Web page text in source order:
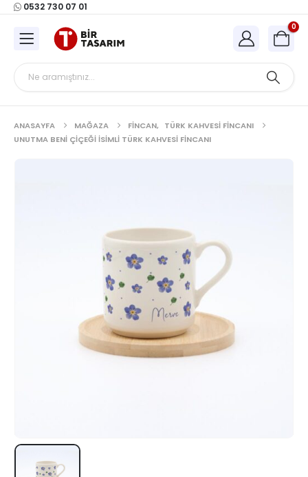
0532 730 07 01
0
ANASAYFA MAĞAZA FINCAN, TÜRK KAHVESI FINCANI
UNUTMA BENI ÇIÇEĞI İSIMLI TÜRK KAHVESI FINCANI